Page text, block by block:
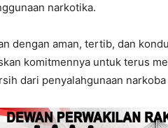
narkotika.
dengan aman, tertib, dan
komitmennya untuk terus
dari penyalahgunaan